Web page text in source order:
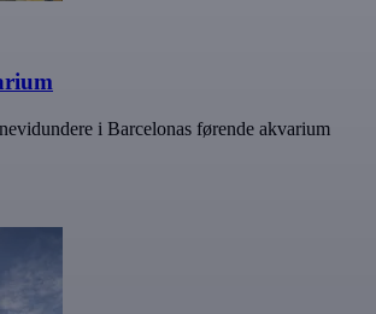
i Barcelonas førende akvarium